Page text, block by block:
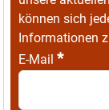
können sich
Informationen
E-Mail *